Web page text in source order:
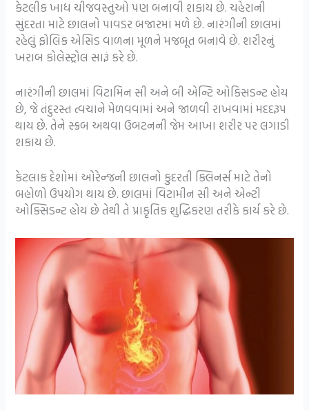
કેટલીક ખાદ્ય ચીજવસ્તુઓ પણ બનાવી શકાય છે. ચહેરાની
સુંદરતા માટે છાલનો પાવડર બજારમાં મળે છે. નારંગીની છાલમાં
રહેલું ફોલિક એસિડ વાળના મૂળને મજબૂત બનાવે છે. શરીરનું
ખરાબ કોલેસ્ટ્રોલ સારૂં કરે છે.
નારંગીની છાલમાં વિટામિન સી અને બી એન્ટિ ઓકિસડન્ટ હોય
છે, જે તંદુરસ્ત ત્વચાને મેળવવામાં અને જાળવી રાખવામાં મદદરૂપ
થાય છે. તેને સ્ક્રબ અથવા ઉબટનની જેમ આખા શરીર પર લગાડી
શકાય છે.
કેટલાક દેશોમાં ઓરેન્જની છાલનો કુદરતી ક્લિનર્સ માટે તેનો
બહોળો ઉપયોગ થાય છે. છાલમાં વિટામીન સી અને એન્ટી
ઓક્સિડન્ટ હોય છે તેથી તે પ્રાકૃતિક શુદ્ધિકરણ તરીકે કાર્ય કરે છે.